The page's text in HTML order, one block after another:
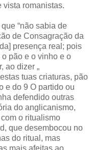
vista romanistas.
“não sabia de
de Consagração da
presença real; pois
pão e o vinho e o
ao dizer „
tuas criaturas, pão
e do 9 O partido ou
defendido outras
do anglicanismo,
o ritualismo
que desembocou no
do ritual, mas
mais afeitas ao